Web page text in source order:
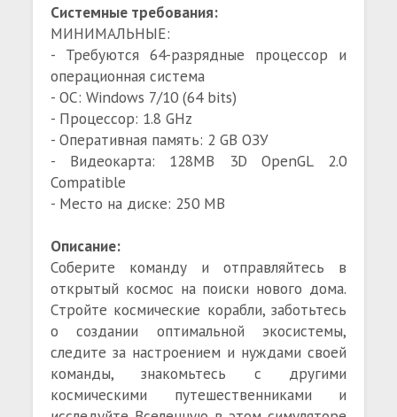
Системные требования:
МИНИМАЛЬНЫЕ:
- Требуются 64-разрядные процессор и
операционная система
- ОС: Windows 7/10 (64 bits)
- Процессор: 1.8 GHz
- Оперативная память: 2 GB ОЗУ
- Видеокарта: 128MB 3D OpenGL 2.0
Compatible
- Место на диске: 250 MB
Описание:
Соберите команду и отправляйтесь в
открытый космос на поиски нового дома.
Стройте космические корабли, заботьтесь
о создании оптимальной экосистемы,
следите за настроением и нуждами своей
команды, знакомьтесь с другими
космическими путешественниками и